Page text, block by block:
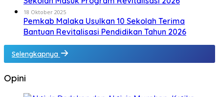
18 Oktober 2025
Pemkab Malaka Usulkan 10 Sekolah Terima
Bantuan Revitalisasi Pendidikan Tahun 2026
Selengkapnya
Opini